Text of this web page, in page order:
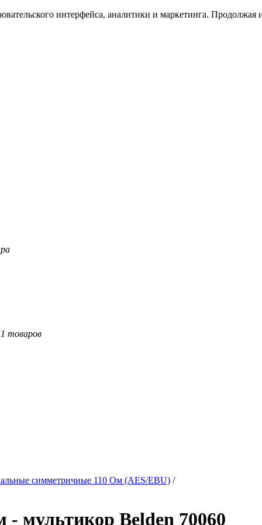
интерфейса, аналитики и маркетинга. Продолжая
товаров
симметричные 110 Ом (AES/EBU) /
мультикор Belden 70060